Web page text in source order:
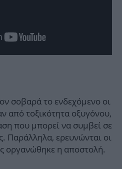
σοβαρά το ενδεχόμενο οι
από τοξικότητα οξυγόνου,
που μπορεί να συμβεί σε
Παράλληλα, ερευνώνται οι
οργανώθηκε η αποστολή.